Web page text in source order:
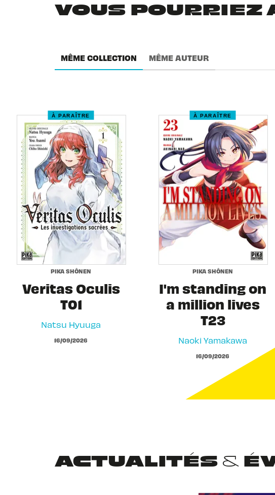
VOUS POURRIEZ
MÊME COLLECTION MÊME AUTEUR
À PARAÎTRE
PIKA SHÔNEN
Veritas Oculis
T01
Natsu Hyuuga
16/09/2026
À PARAÎTRE
PIKA SHÔNEN
I'm standing on
a million lives
T23
Naoki Yamakawa
16/09/2026
ACTUALITÉS &